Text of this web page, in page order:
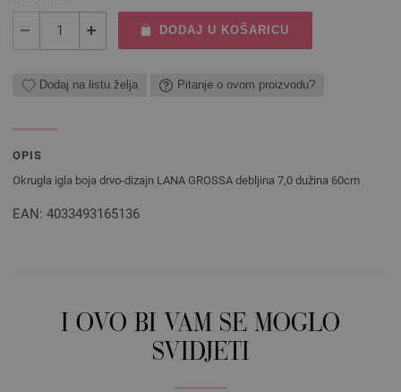
DODAJ U KOŠARICU
Dodaj na listu želja Pitanje o ovom proizvodu?
OPIS
Okrugla igla boja drvo-dizajn LANA GROSSA debljina 7,0 dužina 60cm
EAN: 4033493165136
I OVO BI VAM SE MOGLO
SVIDJETI